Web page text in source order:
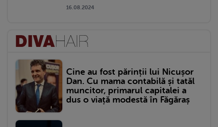
16.08.2024
Cine au fost părinții lui Nicușor
Dan. Cu mama contabilă și tatăl
muncitor, primarul capitalei a
dus o viață modestă în Făgăraș